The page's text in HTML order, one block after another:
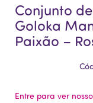
Conjunto
Goloka
Paixão –
Entre para ver